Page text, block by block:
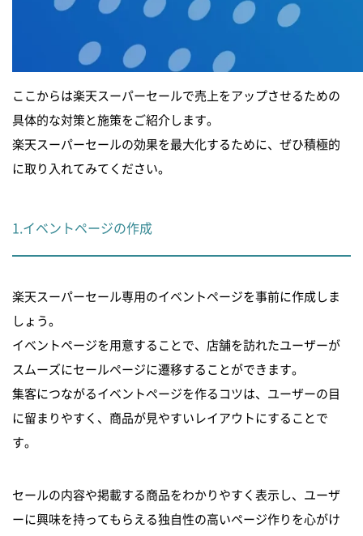
ここからは楽天スーパーセールで売上をアップさせるための
具体的な対策と施策をご紹介します。
楽天スーパーセールの効果を最大化するために、ぜひ積極的
に取り入れてみてください。
1.イベントページの作成
楽天スーパーセール専用のイベントページを事前に作成しま
しょう。
イベントページを用意することで、店舗を訪れたユーザーが
スムーズにセールページに遷移することができます。
集客につながるイベントページを作るコツは、ユーザーの目
に留まりやすく、商品が見やすいレイアウトにすることで
す。
セールの内容や掲載する商品をわかりやすく表示し、ユーザ
ーに興味を持ってもらえる独自性の高いページ作りを心がけ